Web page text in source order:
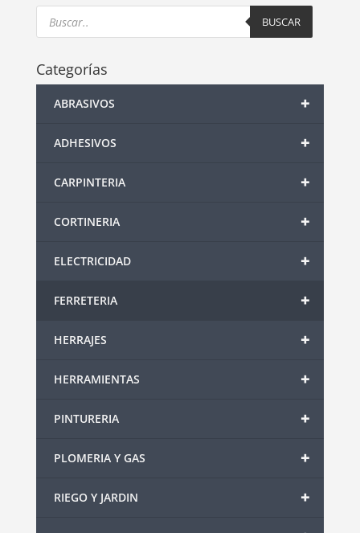
Products
search BUSCAR
Categorías
+
ABRASIVOS
+
ADHESIVOS
+
CARPINTERIA
+
CORTINERIA
+
ELECTRICIDAD
+
FERRETERIA
+
HERRAJES
+
HERRAMIENTAS
+
PINTURERIA
+
PLOMERIA Y GAS
+
RIEGO Y JARDIN